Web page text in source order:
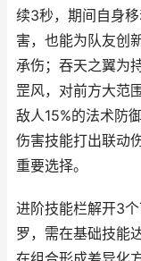
续3秒，期间自身
害，也能为队友创
承伤；吞天之翼为
罡风，对前方大范
敌人15%的法术防
伤害技能打出联动
重要选择。
进阶技能栏解开3
罗，需在基础技能